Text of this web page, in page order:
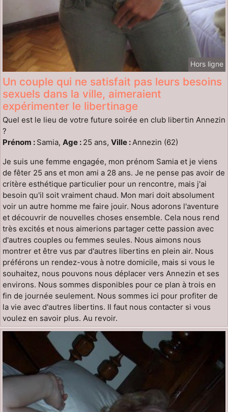
Hors ligne
Un couple qui ne satisfait pas leurs besoins
sexuels dans la ville, aimeraient
expérimenter le libertinage
Quel est le lieu de votre future soirée en club libertin Annezin
?
Prénom : Samia, Age : 25 ans, Ville :Annezin (62)
Je suis une femme engagée, mon prénom Samia et je viens
de fêter 25 ans et mon ami a 28 ans. Je ne pense pas avoir de
critère esthétique particulier pour un rencontre, mais j'ai
besoin qu'il soit vraiment chaud. Mon mari doit absolument
voir un autre homme me faire jouir. Nous adorons l'aventure
et découvrir de nouvelles choses ensemble. Cela nous rend
très excités et nous aimerions partager cette passion avec
d'autres couples ou femmes seules. Nous aimons nous
montrer et être vus par d'autres libertins en plein air. Nous
préférons un rendez-vous à notre domicile, mais si vous le
souhaitez, nous pouvons nous déplacer vers Annezin et ses
environs. Nous sommes disponibles pour ce plan à trois en
fin de journée seulement. Nous sommes ici pour profiter de
la vie avec d'autres libertins. Il faut nous contacter si vous
voulez en savoir plus. Au revoir.